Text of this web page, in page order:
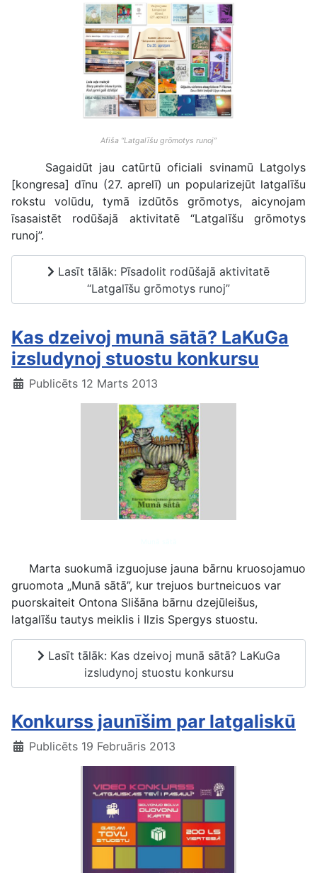
Afiša “Latgalīšu grōmotys runoj”
Sagaidūt jau catūrtū oficiali svinamū Latgolys
[kongresa] dīnu (27. aprelī) un popularizejūt latgalīšu
rokstu volūdu, tymā izdūtōs grōmotys, aicynojam
īsasaistēt rodūšajā aktivitatē “Latgalīšu grōmotys
runoj”.
Lasīt tālāk: Pīsadolit rodūšajā aktivitatē
“Latgalīšu grōmotys runoj”
Kas dzeivoj munā sātā? LaKuGa
izsludynoj stuostu konkursu
Publicēts 12 Marts 2013
Marta suokumā izguojuse jauna bārnu kruosojamuo
gruomota „Munā sātā”, kur trejuos burtneicuos var
puorskaiteit Ontona Slišāna bārnu dzejūleišus,
latgalīšu tautys meiklis i Ilzis Spergys stuostu.
Lasīt tālāk: Kas dzeivoj munā sātā? LaKuGa
izsludynoj stuostu konkursu
Konkurss jaunīšim par latgaliskū
Publicēts 19 Februāris 2013